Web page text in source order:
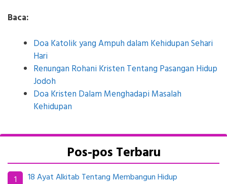
Baca:
Doa Katolik yang Ampuh dalam Kehidupan Sehari
Hari
Renungan Rohani Kristen Tentang Pasangan Hidup
Jodoh
Doa Kristen Dalam Menghadapi Masalah
Kehidupan
Pos-pos Terbaru
18 Ayat Alkitab Tentang Membangun Hidup